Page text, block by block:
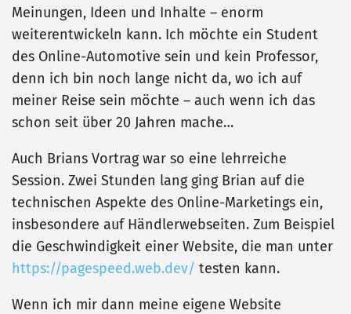
Meinungen, Ideen und Inhalte – enorm
weiterentwickeln kann. Ich möchte ein Student
des Online-Automotive sein und kein Professor,
denn ich bin noch lange nicht da, wo ich auf
meiner Reise sein möchte – auch wenn ich das
schon seit über 20 Jahren mache…
Auch Brians Vortrag war so eine lehrreiche
Session. Zwei Stunden lang ging Brian auf die
technischen Aspekte des Online-Marketings ein,
insbesondere auf Händlerwebseiten. Zum Beispiel
die Geschwindigkeit einer Website, die man unter
https://pagespeed.web.dev/ testen kann.
Wenn ich mir dann meine eigene Website